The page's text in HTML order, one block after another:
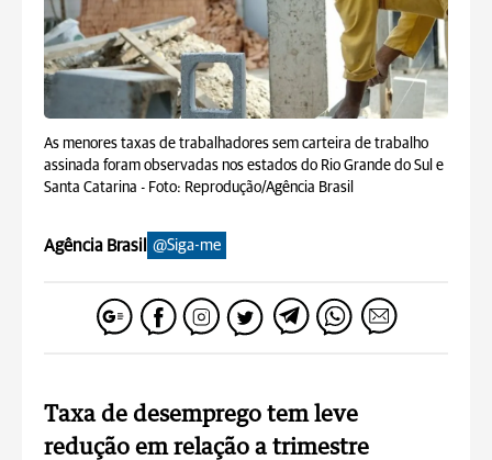
As menores taxas de trabalhadores sem carteira de trabalho
assinada foram observadas nos estados do Rio Grande do Sul e
Santa Catarina - Foto: Reprodução/Agência Brasil
Agência Brasil @Siga-me
Taxa de desemprego tem leve
redução em relação a trimestre